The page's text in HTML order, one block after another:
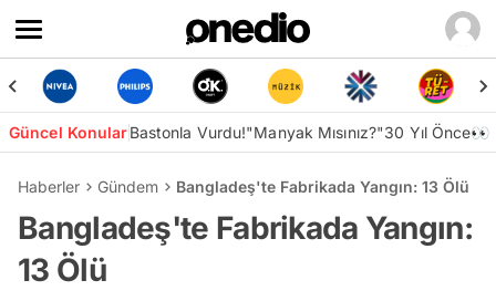
Güncel KonularBastonla Vurdu!"Manyak Mısınız?"30 Yıl Önce👀
Haberler Gündem Bangladeş'te Fabrikada Yangın: 13 Ölü
Bangladeş'te Fabrikada Yangın:
13 Ölü